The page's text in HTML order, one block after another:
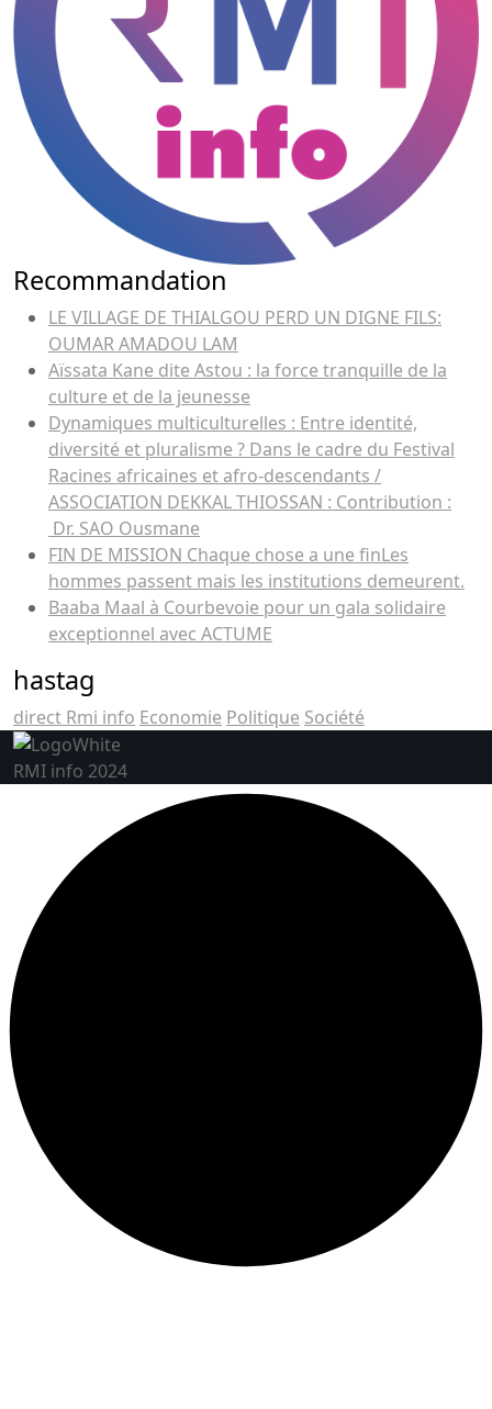
Recommandation
LE VILLAGE DE THIALGOU PERD UN DIGNE FILS:
OUMAR AMADOU LAM
Aïssata Kane dite Astou : la force tranquille de la
culture et de la jeunesse
Dynamiques multiculturelles : Entre identité,
diversité et pluralisme ? Dans le cadre du Festival
Racines africaines et afro-descendants /
ASSOCIATION DEKKAL THIOSSAN : Contribution :
Dr. SAO Ousmane
FIN DE MISSION Chaque chose a une finLes
hommes passent mais les institutions demeurent.
Baaba Maal à Courbevoie pour un gala solidaire
exceptionnel avec ACTUME
hastag
direct Rmi info Economie Politique Société
RMI info 2024